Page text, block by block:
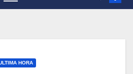
HORA